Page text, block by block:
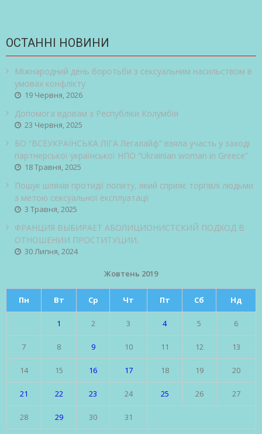
ОСТАННІ НОВИНИ
Міжнародний день боротьби з сексуальним насильством в
умовах конфлікту
19 Червня, 2026
Допомога вдовам з Республіки Колумбія
23 Червня, 2025
БО “ВСЕУКРАЇНСЬКА ЛІГА Легалайф” взяла участь у заході
партнерської української НПО “Ukrainian woman in Greece”
18 Травня, 2025
Пошук шляхів протидії попиту, який сприяє торгівлі людьми
з метою сексуальної експлуатації
3 Травня, 2025
ФРАНЦИЯ ВЫБИРАЕТ АБОЛИЦИОНИСТСКИЙ ПОДХОД В
ОТНОШЕНИИ ПРОСТИТУЦИИ.
30 Липня, 2024
Жовтень 2019
Пн Вт Ср Чт Пт Сб Нд
1 2 3 4 5 6
7 8 9 10 11 12 13
14 15 16 17 18 19 20
21 22 23 24 25 26 27
28 29 30 31